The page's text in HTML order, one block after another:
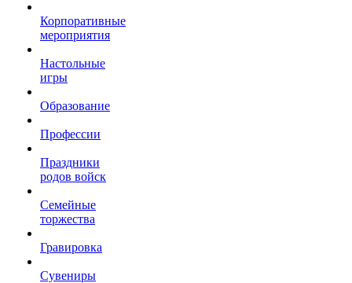
Корпоративные
мероприятия
Настольные
игры
Образование
Профессии
Праздники
родов войск
Семейные
торжества
Гравировка
Сувениры